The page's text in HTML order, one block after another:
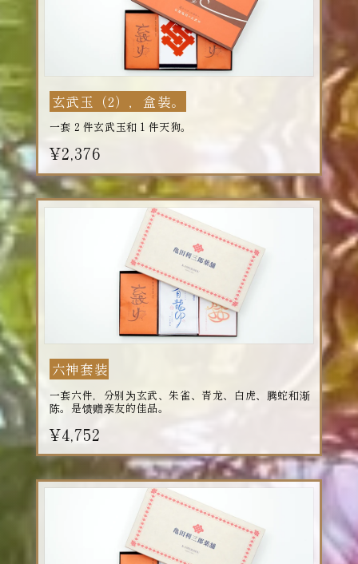
玄武玉（2），盒装。
一套 2 件玄武玉和 1 件天狗。
¥2,376
六神套装
一套六件，分别为玄武、朱雀、青龙、白虎、腾蛇和渐
陈。是馈赠亲友的佳品。
¥4,752